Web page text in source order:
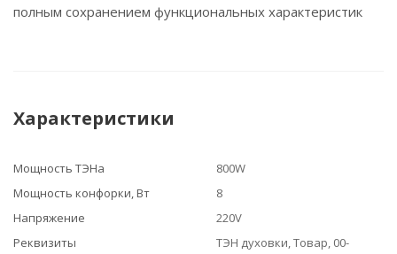
полным сохранением функциональных характеристик
Характеристики
Мощность ТЭНа
800W
Мощность конфорки, Вт
8
Напряжение
220V
Реквизиты
ТЭН духовки, Товар, 00-